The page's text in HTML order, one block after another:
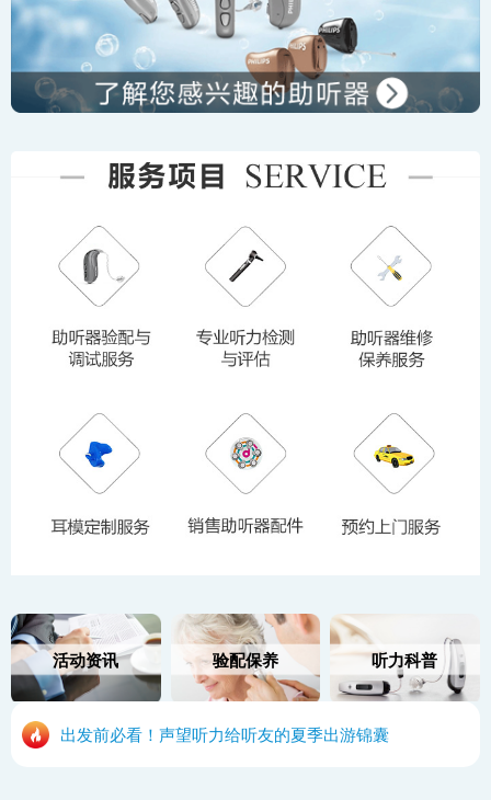
活动资讯 验配保养 听力科普
出发前必看！声望听力给听友的夏季出游锦囊